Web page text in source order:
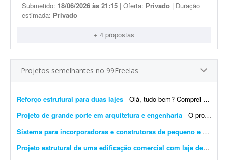
Submetido: 18/06/2026 às 21:15 | Oferta: Privado | Duração
estimada: Privado
+ 4 propostas
Projetos semelhantes no 99Freelas
Reforço estrutural para duas lajes - Olá, tudo bem? Comprei uma casa recentemente que está precisando de reforma; porém, há duas lajes para as quais gostaria de uma opinião sobre que tipo de refor&cc...
Projeto de grande porte em arquitetura e engenharia - O profissional participará do desenvolvimento, análise e acompanhamento de projetos, contribuindo tecnicamente para a execução das demandas e garantindo qualidade, preci...
Sistema para incorporadoras e construtoras de pequeno e médio porte
Projeto estrutural de uma edificação comercial com laje de um pavimento